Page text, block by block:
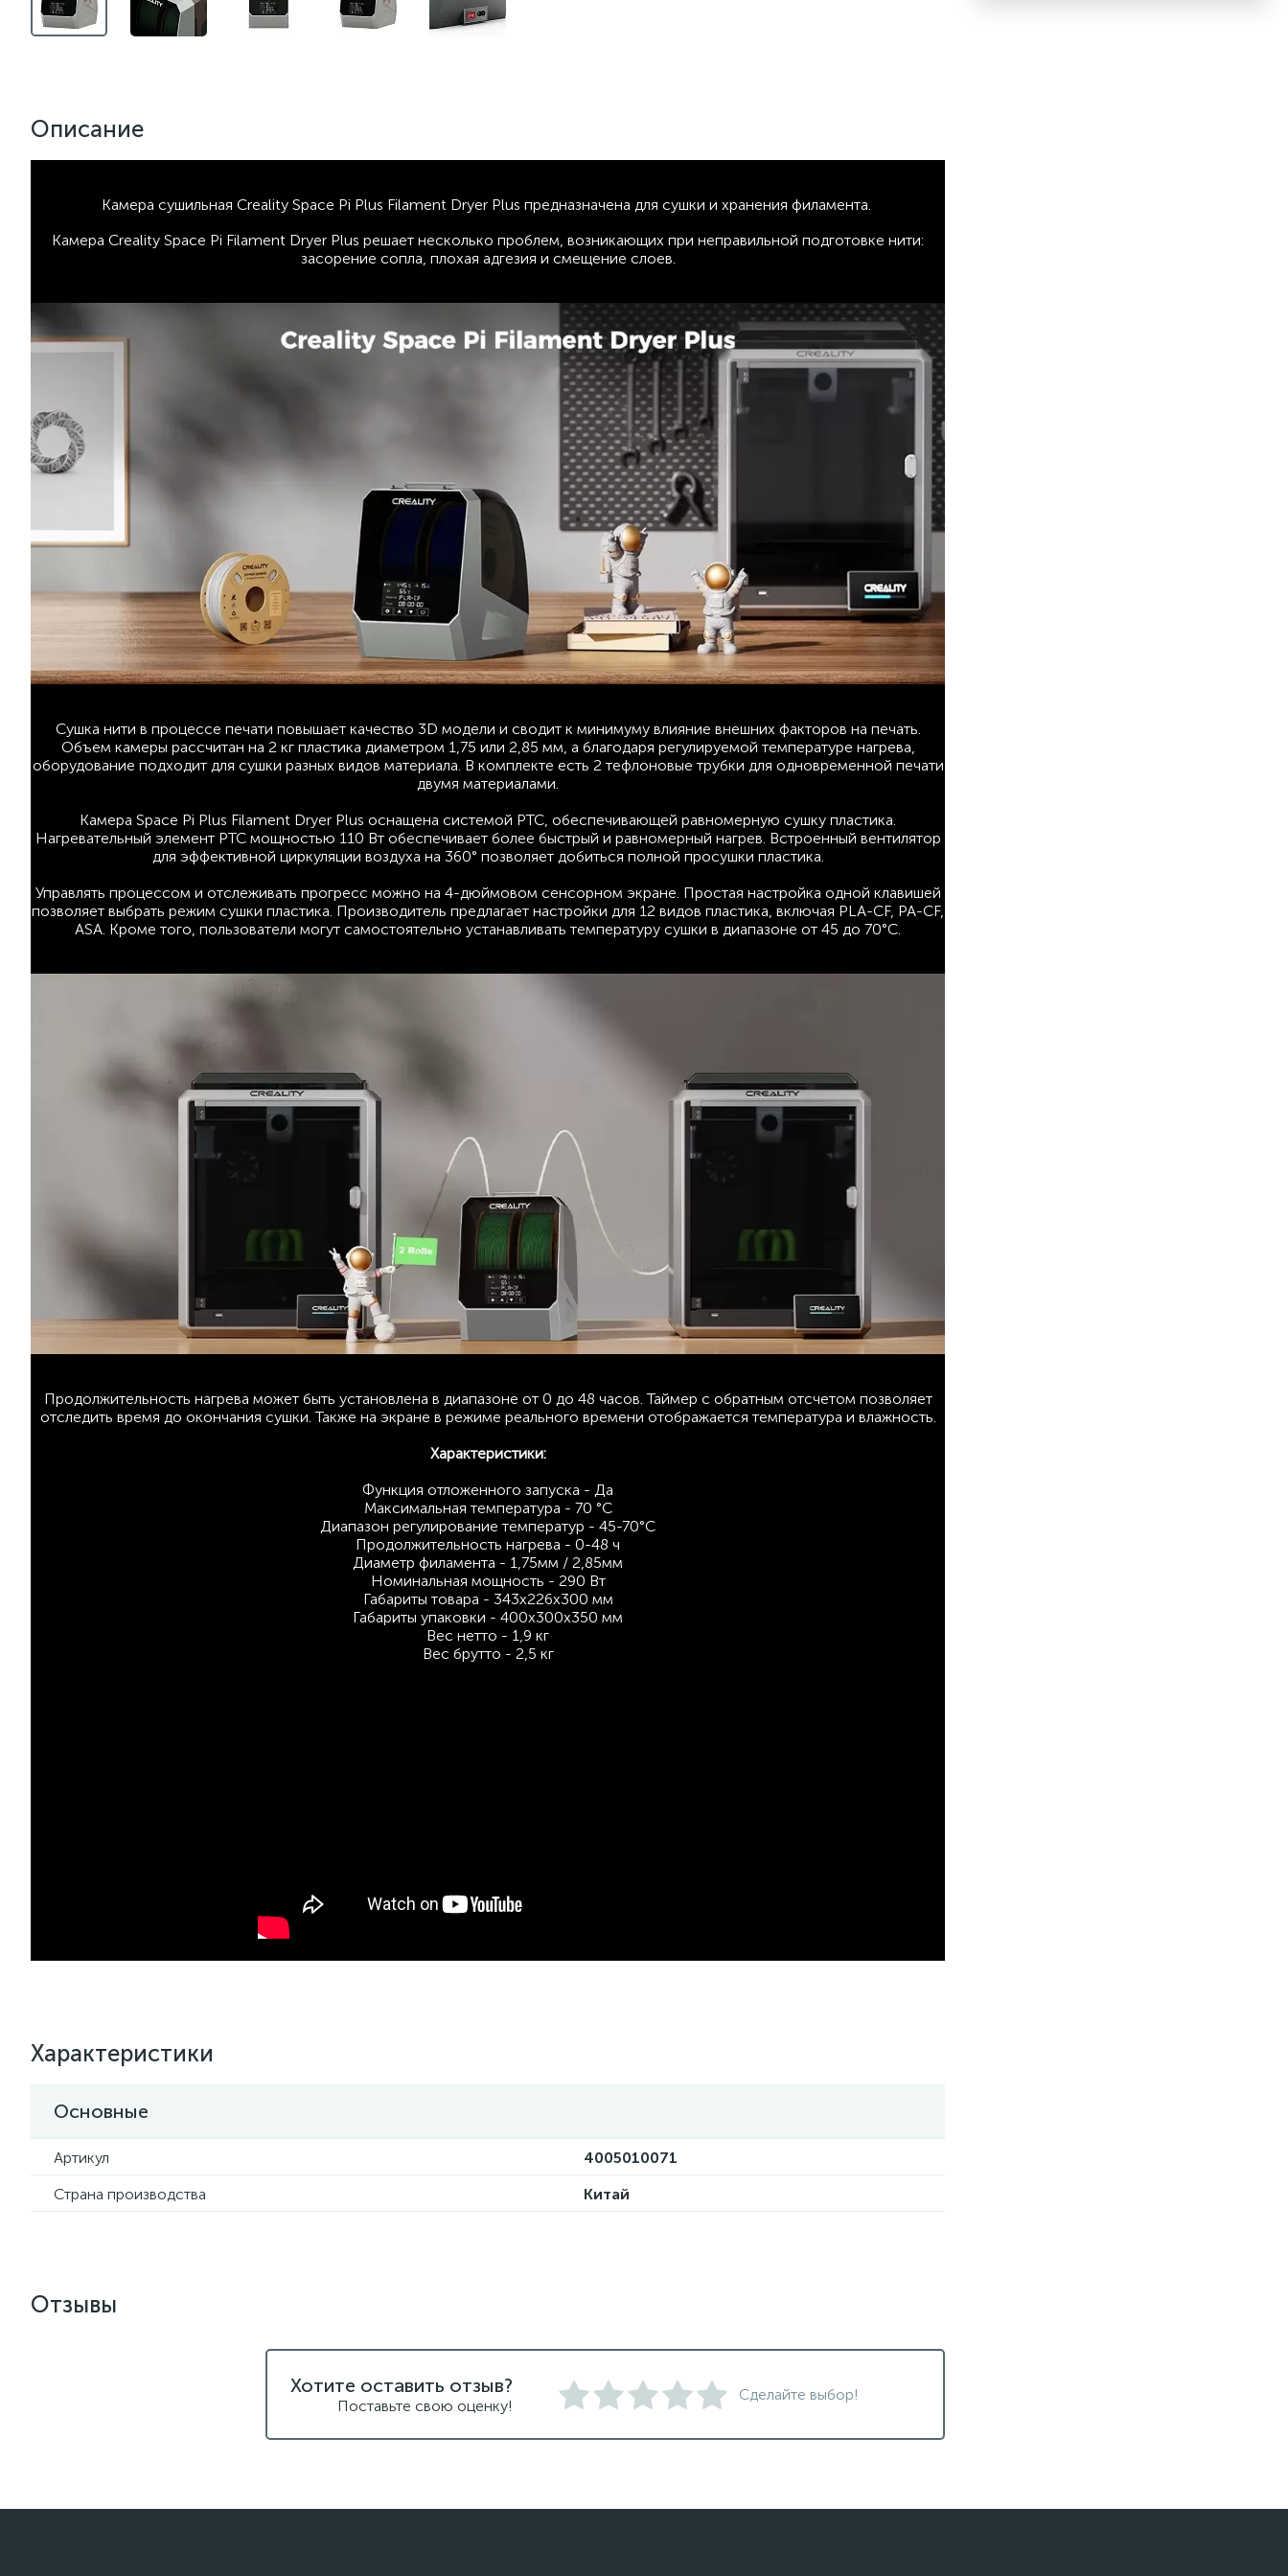
Описание
Камера сушильная Creality Space Pi Plus Filament Dryer Plus предназначена для сушки и хранения филамента.
Камера Creality Space Pi Filament Dryer Plus решает несколько проблем, возникающих при неправильной подготовке нити:
засорение сопла, плохая адгезия и смещение слоев.
Сушка нити в процессе печати повышает качество 3D модели и сводит к минимуму влияние внешних факторов на печать.
Объем камеры рассчитан на 2 кг пластика диаметром 1,75 или 2,85 мм, а благодаря регулируемой температуре нагрева,
оборудование подходит для сушки разных видов материала. В комплекте есть 2 тефлоновые трубки для одновременной печати
двумя материалами.
Камера Space Pi Plus Filament Dryer Plus оснащена системой PTC, обеспечивающей равномерную сушку пластика.
Нагревательный элемент PTC мощностью 110 Вт обеспечивает более быстрый и равномерный нагрев. Встроенный вентилятор
для эффективной циркуляции воздуха на 360° позволяет добиться полной просушки пластика.
Управлять процессом и отслеживать прогресс можно на 4-дюймовом сенсорном экране. Простая настройка одной клавишей
позволяет выбрать режим сушки пластика. Производитель предлагает настройки для 12 видов пластика, включая PLA-CF, PA-CF,
ASA. Кроме того, пользователи могут самостоятельно устанавливать температуру сушки в диапазоне от 45 до 70°С.
Продолжительность нагрева может быть установлена в диапазоне от 0 до 48 часов. Таймер с обратным отсчетом позволяет
отследить время до окончания сушки. Также на экране в режиме реального времени отображается температура и влажность.
Характеристики:
Функция отложенного запуска - Да
Максимальная температура - 70 °С
Диапазон регулирование температур - 45-70°С
Продолжительность нагрева - 0-48 ч
Диаметр филамента - 1,75мм / 2,85мм
Номинальная мощность - 290 Вт
Габариты товара - 343x226x300 мм
Габариты упаковки - 400х300х350 мм
Вес нетто - 1,9 кг
Вес брутто - 2,5 кг
Характеристики
Основные
Артикул
4005010071
Страна производства
Китай
Отзывы
Хотите оставить отзыв?
Поставьте свою оценку!
Сделайте выбор!